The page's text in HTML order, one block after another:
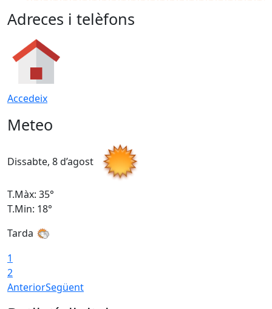
Adreces i telèfons
Accedeix
Meteo
Dissabte, 8 d’agost
T.Màx: 35°
T.Min: 18°
Tarda
1
2
AnteriorSegüent